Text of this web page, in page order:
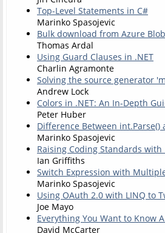
Top-Level Statements in C#
Marinko Spasojevic
Bulk download from Azure
Thomas Ardal
Using Guard Clauses in .NET
Charlin Agramonte
Solving the source generator
Andrew Lock
Colors in .NET: An In-Depth
Peter Huber
Difference Between int.Parse()
Marinko Spasojevic
Raising Coding Standards with
Ian Griffiths
Switch Expression with
Marinko Spasojevic
Using OAuth 2.0 with LINQ to
Joe Mayo
Everything You Want to Know
David McCarter